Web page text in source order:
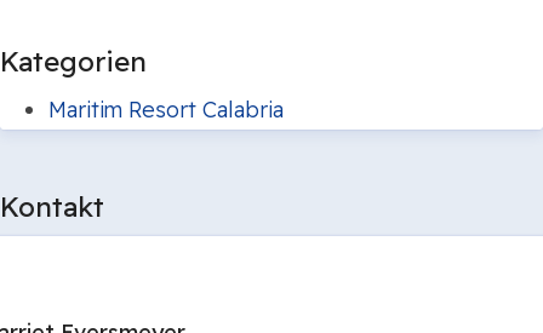
Kategorien
Maritim Resort Calabria
Kontakt